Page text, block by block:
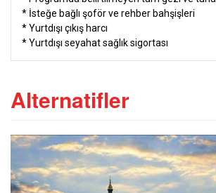
* İsteğe bağlı şoför ve rehber bahşişleri
* Yurtdışı çıkış harcı
* Yurtdışı seyahat sağlık sigortası
Alternatifler